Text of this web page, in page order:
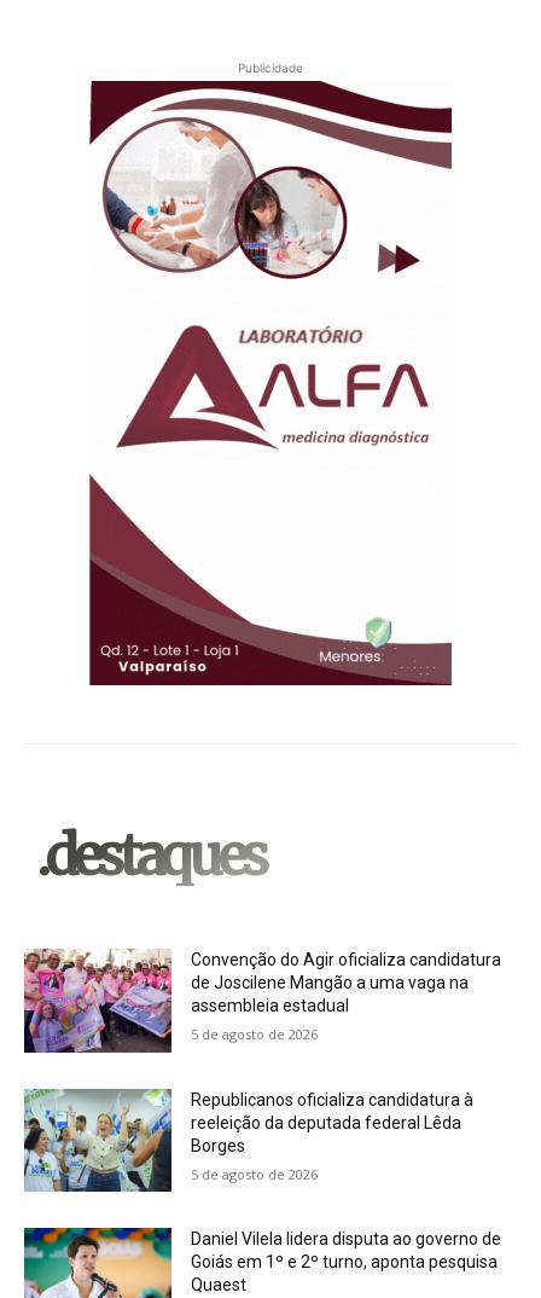
Publicidade
.destaques
Convenção do Agir oficializa candidatura
de Joscilene Mangão a uma vaga na
assembleia estadual
5 de agosto de 2026
Republicanos oficializa candidatura à
reeleição da deputada federal Lêda
Borges
5 de agosto de 2026
Daniel Vilela lidera disputa ao governo de
Goiás em 1º e 2º turno, aponta pesquisa
Quaest